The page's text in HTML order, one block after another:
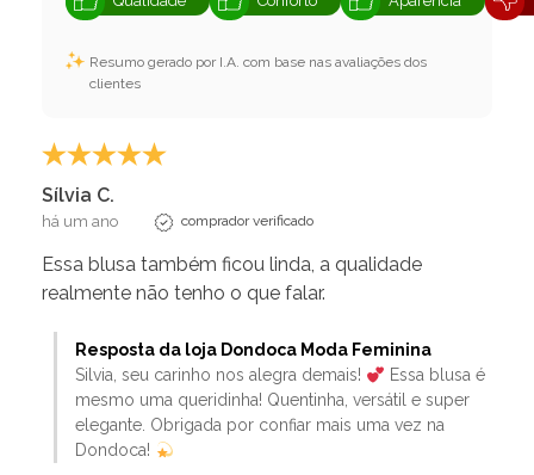
Resumo gerado por I.A. com base nas avaliações dos
clientes
Sílvia C.
há um ano comprador verificado
Essa blusa também ficou linda, a qualidade
realmente não tenho o que falar.
Resposta da loja Dondoca Moda Feminina
Silvia, seu carinho nos alegra demais!
Essa blusa é
mesmo uma queridinha! Quentinha, versátil e super
elegante. Obrigada por confiar mais uma vez na
Dondoca!